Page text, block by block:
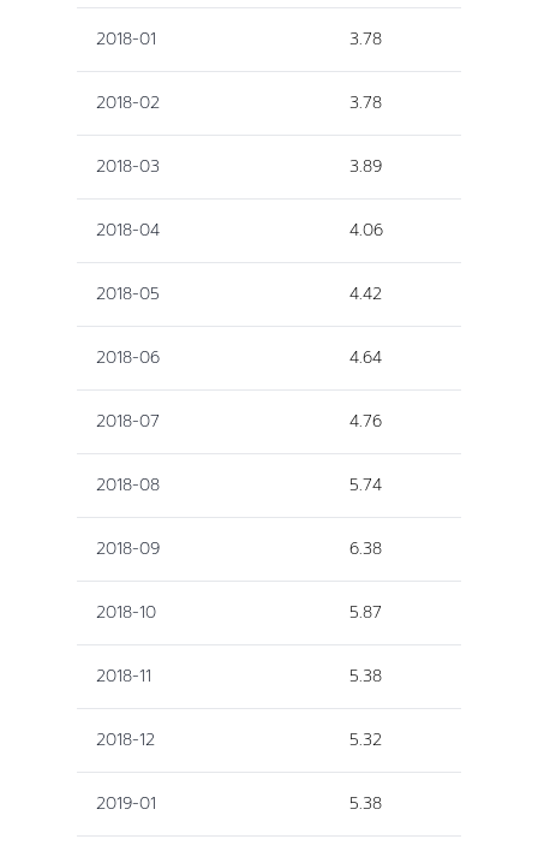
2018-01 3.78
2018-02 3.78
2018-03 3.89
2018-04 4.06
2018-05 4.42
2018-06 4.64
2018-07 4.76
2018-08 5.74
2018-09 6.38
2018-10 5.87
2018-11 5.38
2018-12 5.32
2019-01 5.38